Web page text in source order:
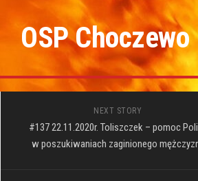
contentOSP Choczewo
NEXT STORY
#137 22.11.2020r. Toliszczek – pomoc
w poszukiwaniach zaginionego